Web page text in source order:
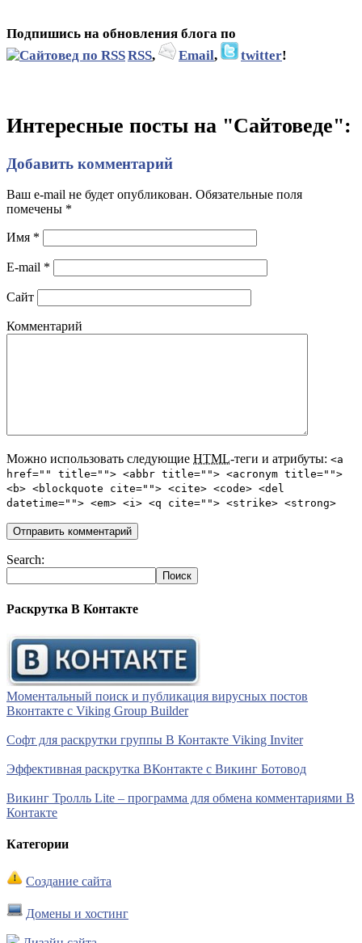
Подпишись на обновления блога по
RSS, Email, twitter!
Интересные посты на "Сайтоведе":
Добавить комментарий
Ваш e-mail не будет опубликован. Обязательные поля
помечены *
Имя *
E-mail *
Сайт
Комментарий
Можно использовать следующие HTML-теги и атрибуты: <a
href="" title=""> <abbr title=""> <acronym title="">
<b> <blockquote cite=""> <cite> <code> <del
datetime=""> <em> <i> <q cite=""> <strike> <strong>
Search:
Раскрутка В Контакте
Моментальный поиск и публикация вирусных постов
Вконтакте с Viking Group Builder
Софт для раскрутки группы В Контакте Viking Inviter
Эффективная раскрутка ВКонтакте с Викинг Ботовод
Викинг Тролль Lite – программа для обмена комментариями В
Контакте
Категории
Создание сайта
Домены и хостинг